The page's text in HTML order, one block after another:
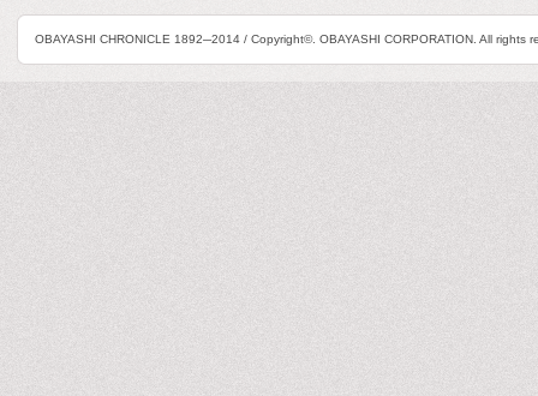
OBAYASHI CHRONICLE 1892─2014 / Copyright©. OBAYASHI CORPORATION. All rights